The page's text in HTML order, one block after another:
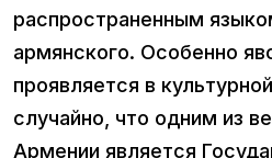
распространенным
армянского. Особенно
проявляется в
случайно, что одним из
Армении является